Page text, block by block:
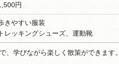
円
きやすい服装
トレッキングシューズ、運動靴
、学びながら楽しく散策ができます。